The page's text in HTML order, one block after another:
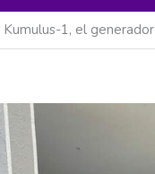
Kumulus-1, el